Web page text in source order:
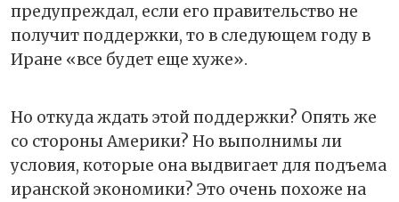
предупреждал, если его правительство не
получит поддержки, то в следующем году в
Иране «все будет еще хуже».
Но откуда ждать этой поддержки? Опять же
со стороны Америки? Но выполнимы ли
условия, которые она выдвигает для подъема
иранской экономики? Это очень похоже на